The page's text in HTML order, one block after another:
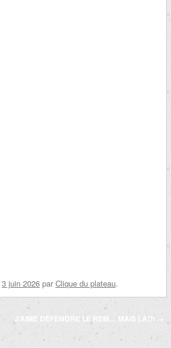
3 juin 2026 par Clique du plateau.
J’AIME DÉFENDRE LE REM… MAIS LÀ!!! →